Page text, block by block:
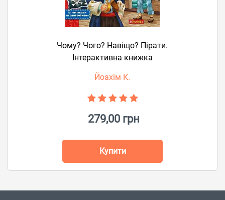
Чому? Чого? Навіщо? Пірати.
Інтерактивна книжка
Йоахім К.
279,00 грн
Купити